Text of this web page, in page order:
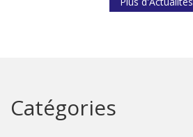
Catégories